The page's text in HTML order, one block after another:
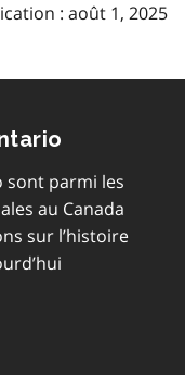
: août 1, 2025
sont parmi les
au Canada
sur l’histoire